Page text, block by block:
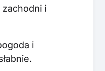
i
i